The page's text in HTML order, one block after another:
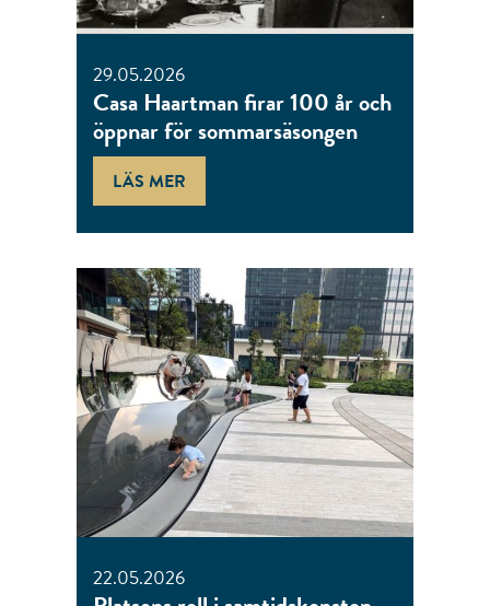
29.05.2026
Casa Haartman firar 100 år och
öppnar för sommarsäsongen
LÄS MER
22.05.2026